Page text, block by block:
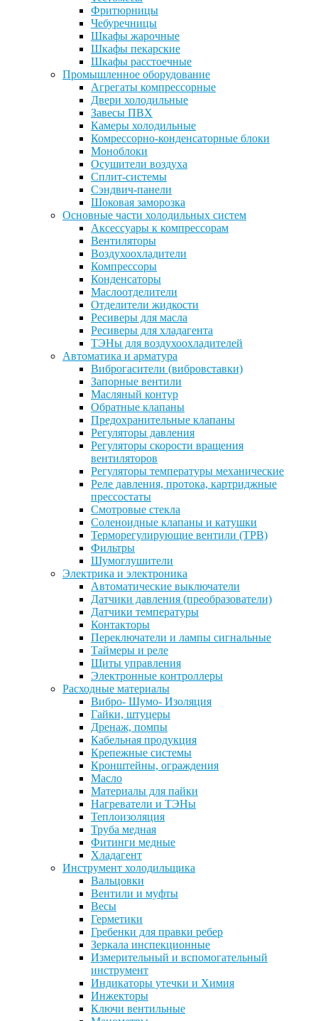
Фритюрницы
Чебуречницы
Шкафы жарочные
Шкафы пекарские
Шкафы расстоечные
Промышленное оборудование
Агрегаты компрессорные
Двери холодильные
Завесы ПВХ
Камеры холодильные
Комрессорно-конденсаторные блоки
Моноблоки
Осушители воздуха
Сплит-системы
Сэндвич-панели
Шоковая заморозка
Основные части холодильных систем
Аксессуары к компрессорам
Вентиляторы
Воздухоохладители
Компрессоры
Конденсаторы
Маслоотделители
Отделители жидкости
Ресиверы для масла
Ресиверы для хладагента
ТЭНы для воздухоохладителей
Автоматика и арматура
Виброгасители (вибровставки)
Запорные вентили
Масляный контур
Обратные клапаны
Предохранительные клапаны
Регуляторы давления
Регуляторы скорости вращения
вентиляторов
Регуляторы температуры механические
Реле давления, протока, картриджные
прессостаты
Смотровые стекла
Соленоидные клапаны и катушки
Терморегулирующие вентили (ТРВ)
Фильтры
Шумоглушители
Электрика и электроника
Автоматические выключатели
Датчики давления (преобразователи)
Датчики температуры
Контакторы
Переключатели и лампы сигнальные
Таймеры и реле
Щиты управления
Электронные контроллеры
Расходные материалы
Вибро- Шумо- Изоляция
Гайки, штуцеры
Дренаж, помпы
Кабельная продукция
Крепежные системы
Кронштейны, ограждения
Масло
Материалы для пайки
Нагреватели и ТЭНы
Теплоизоляция
Труба медная
Фитинги медные
Хладагент
Инструмент холодильщика
Вальцовки
Вентили и муфты
Весы
Герметики
Гребенки для правки ребер
Зеркала инспекционные
Измерительный и вспомогательный
инструмент
Индикаторы утечки и Химия
Инжекторы
Ключи вентильные